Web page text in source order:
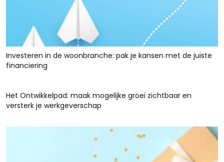
Investeren in de woonbranche: pak je kansen met de juiste
financiering
Het Ontwikkelpad: maak mogelijke groei zichtbaar en
versterk je werkgeverschap